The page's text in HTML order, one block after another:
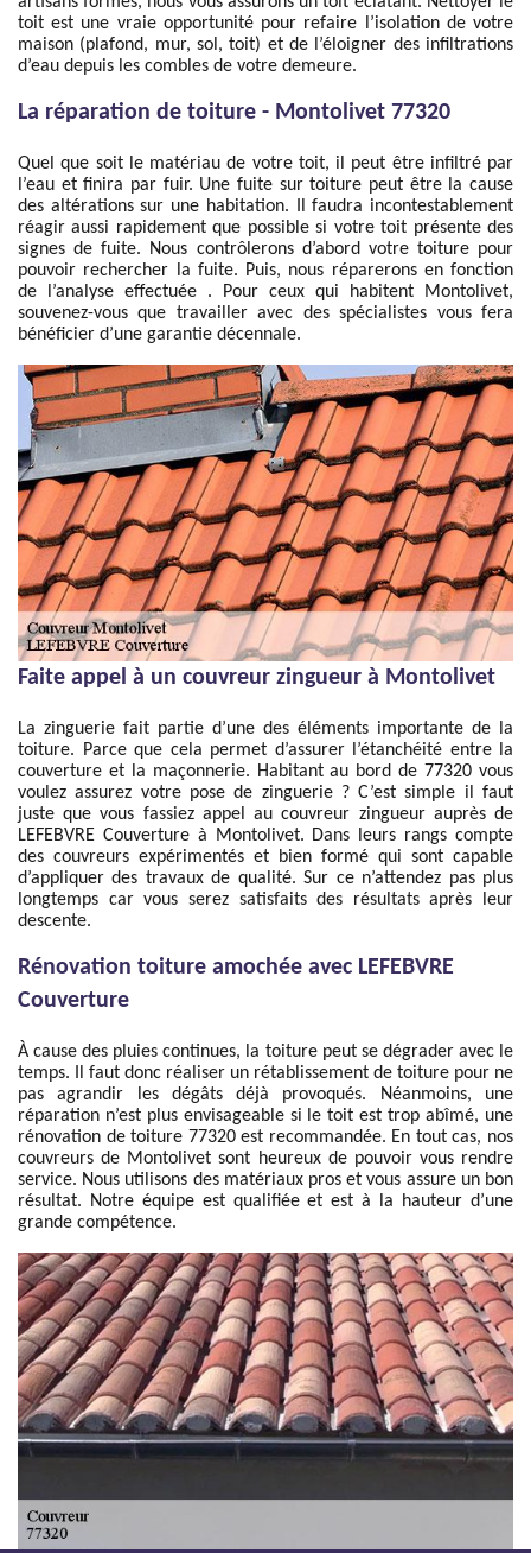
toit est une vraie opportunité pour refaire l’isolation de votre
maison (plafond, mur, sol, toit) et de l’éloigner des infiltrations
d’eau depuis les combles de votre demeure.
La réparation de toiture - Montolivet 77320
Quel que soit le matériau de votre toit, il peut être infiltré par
l’eau et finira par fuir. Une fuite sur toiture peut être la cause
des altérations sur une habitation. Il faudra incontestablement
réagir aussi rapidement que possible si votre toit présente des
signes de fuite. Nous contrôlerons d’abord votre toiture pour
pouvoir rechercher la fuite. Puis, nous réparerons en fonction
de l’analyse effectuée . Pour ceux qui habitent Montolivet,
souvenez-vous que travailler avec des spécialistes vous fera
bénéficier d’une garantie décennale.
Faite appel à un couvreur zingueur à Montolivet
La zinguerie fait partie d’une des éléments importante de la
toiture. Parce que cela permet d’assurer l’étanchéité entre la
couverture et la maçonnerie. Habitant au bord de 77320 vous
voulez assurez votre pose de zinguerie ? C’est simple il faut
juste que vous fassiez appel au couvreur zingueur auprès de
LEFEBVRE Couverture à Montolivet. Dans leurs rangs compte
des couvreurs expérimentés et bien formé qui sont capable
d’appliquer des travaux de qualité. Sur ce n’attendez pas plus
longtemps car vous serez satisfaits des résultats après leur
descente.
Rénovation toiture amochée avec LEFEBVRE
Couverture
À cause des pluies continues, la toiture peut se dégrader avec le
temps. Il faut donc réaliser un rétablissement de toiture pour ne
pas agrandir les dégâts déjà provoqués. Néanmoins, une
réparation n’est plus envisageable si le toit est trop abîmé, une
rénovation de toiture 77320 est recommandée. En tout cas, nos
couvreurs de Montolivet sont heureux de pouvoir vous rendre
service. Nous utilisons des matériaux pros et vous assure un bon
résultat. Notre équipe est qualifiée et est à la hauteur d’une
grande compétence.